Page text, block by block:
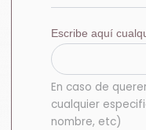
Escribe aquí
En caso de
cualquier
nombre, etc)
elegir